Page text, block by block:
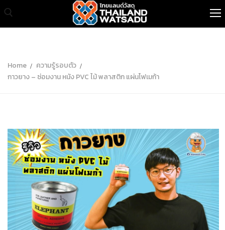
หน้าแรก
สินค้าขายส่ง
บทความ
ติดต่อเรา
Home
ความรู้รอบตัว
กาวยาง – ซ่อมงาน หนัง PVC ไม้ พลาสติก แผ่นโฟเมก้า